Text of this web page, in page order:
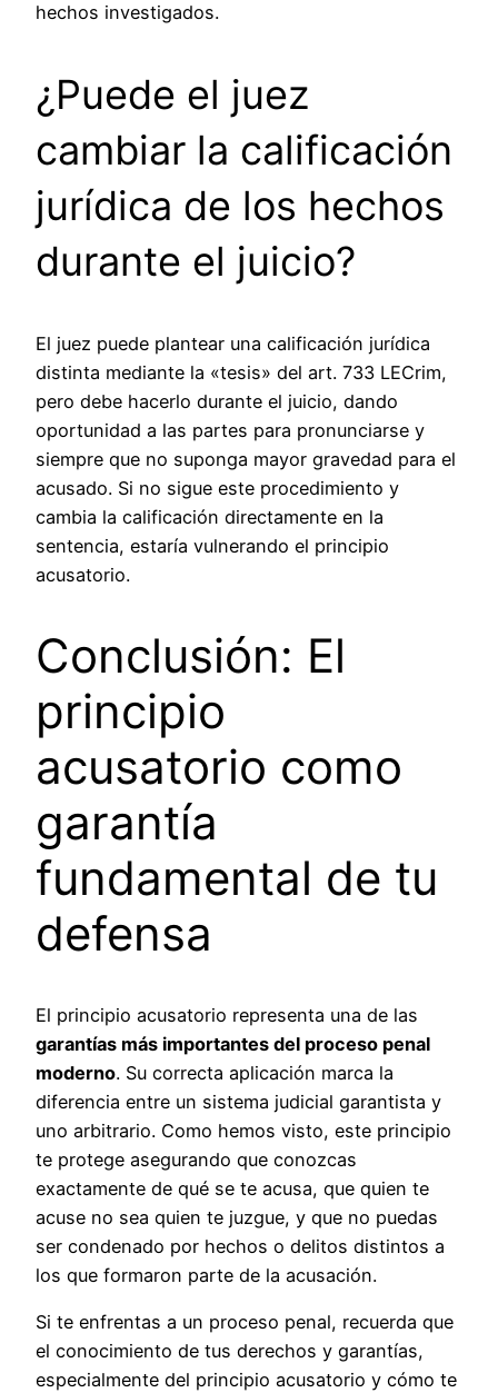
hechos investigados.
¿Puede el juez
cambiar la calificación
jurídica de los hechos
durante el juicio?
El juez puede plantear una calificación jurídica
distinta mediante la «tesis» del art. 733 LECrim,
pero debe hacerlo durante el juicio, dando
oportunidad a las partes para pronunciarse y
siempre que no suponga mayor gravedad para el
acusado. Si no sigue este procedimiento y
cambia la calificación directamente en la
sentencia, estaría vulnerando el principio
acusatorio.
Conclusión: El
principio
acusatorio como
garantía
fundamental de tu
defensa
El principio acusatorio representa una de las
garantías más importantes del proceso penal
moderno. Su correcta aplicación marca la
diferencia entre un sistema judicial garantista y
uno arbitrario. Como hemos visto, este principio
te protege asegurando que conozcas
exactamente de qué se te acusa, que quien te
acuse no sea quien te juzgue, y que no puedas
ser condenado por hechos o delitos distintos a
los que formaron parte de la acusación.
Si te enfrentas a un proceso penal, recuerda que
el conocimiento de tus derechos y garantías,
especialmente del principio acusatorio y cómo te